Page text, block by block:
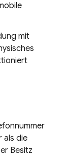
mit
als die
Besitz